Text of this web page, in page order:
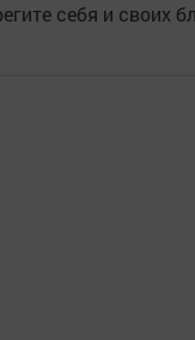
себя и своих